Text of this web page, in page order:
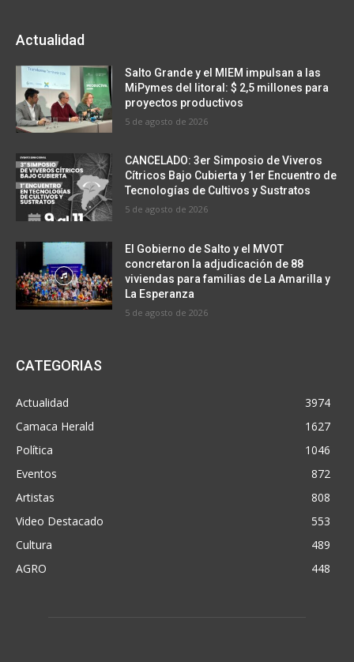
Actualidad
Salto Grande y el MIEM impulsan a las
MiPymes del litoral: $ 2,5 millones para
proyectos productivos
5 de agosto de 2026
CANCELADO: 3er Simposio de Viveros
Cítricos Bajo Cubierta y 1er Encuentro de
Tecnologías de Cultivos y Sustratos
5 de agosto de 2026
El Gobierno de Salto y el MVOT
concretaron la adjudicación de 88
viviendas para familias de La Amarilla y
La Esperanza
5 de agosto de 2026
CATEGORIAS
Actualidad
3974
Camaca Herald
1627
Política
1046
Eventos
872
Artistas
808
Video Destacado
553
Cultura
489
AGRO
448